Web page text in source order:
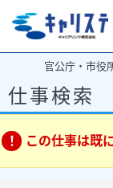
官公庁・市役
仕事検索
この仕事は既